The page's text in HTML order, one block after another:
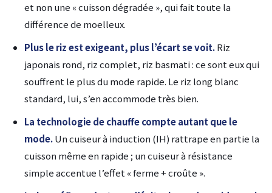
et non une « cuisson dégradée », qui fait toute la
différence de moelleux.
Plus le riz est exigeant, plus l’écart se voit.Riz
japonais rond, riz complet, riz basmati : ce sont eux qui
souffrent le plus du mode rapide. Le riz long blanc
standard, lui, s’en accommode très bien.
La technologie de chauffe compte autant que le
mode.Un cuiseur à induction (IH) rattrape en partie la
cuisson même en rapide ; un cuiseur à résistance
simple accentue l’effet « ferme + croûte ».